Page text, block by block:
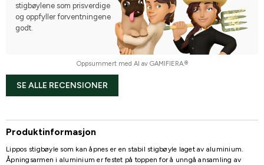
stigbøylene som prisverdige
og oppfyller forventningene
godt.
Oppsummert med AI av GAMIFIERA.®
SE ALLE RECENSIONER
Produktinformasjon
Lippos stigbøyle som kan åpnes er en stabil stigbøyle laget av aluminium.
Åpningsarmen i aluminium er festet på toppen for å unngå ansamling av